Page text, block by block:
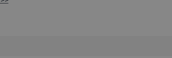
La Marche